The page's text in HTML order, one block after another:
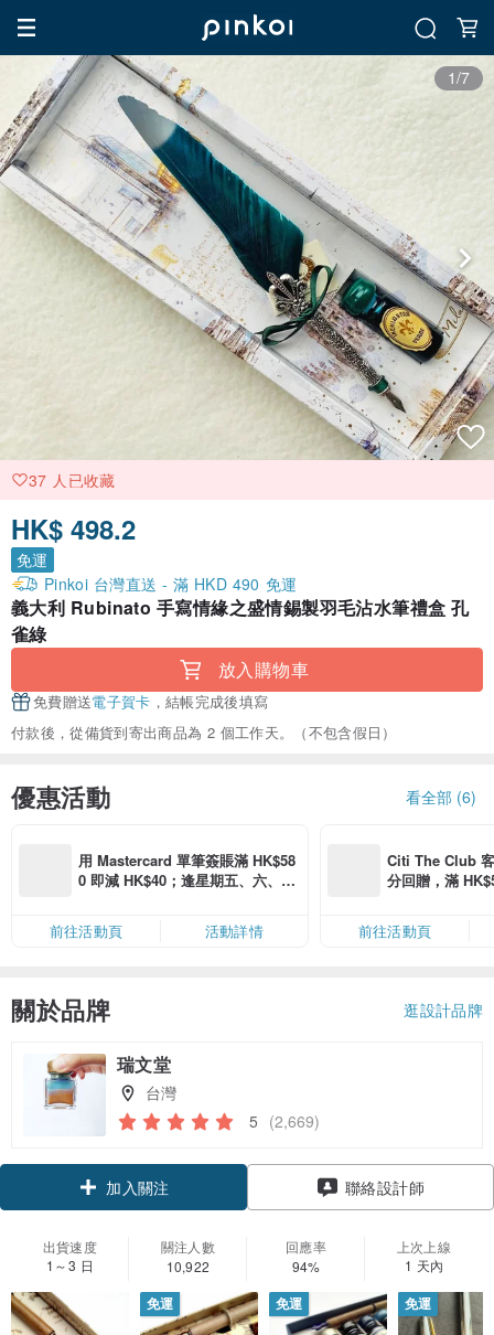
1/7
37 人已收藏
HK$ 498.2
免運
Pinkoi 台灣直送 - 滿 HKD 490 免運
義大利 Rubinato 手寫情緣之盛情錫製羽毛沾水筆禮盒 孔
雀綠
放入購物車
免費贈送電子賀卡 ，結帳完成後填寫
付款後，從備貨到寄出商品為 2 個工作天。（不包含假日）
優惠活動 看全部 (6)
用 Mastercard 單筆簽賬滿 HK$58
0 即減 HK$40；逢星期五、六、日
限，額滿即止，僅限「常用信用
卡」結帳）
前往活動頁 活動詳情
Citi The Club
分回贈，滿
前往活動頁
關於品牌 逛設計品牌
瑞文堂
台灣
5 (2,669)
領優惠券
加入關注
聯絡設計師
出貨速度
1～3 日
關注人數
10,922
回應率
94%
上次上線
1 天內
免運 免運 免運